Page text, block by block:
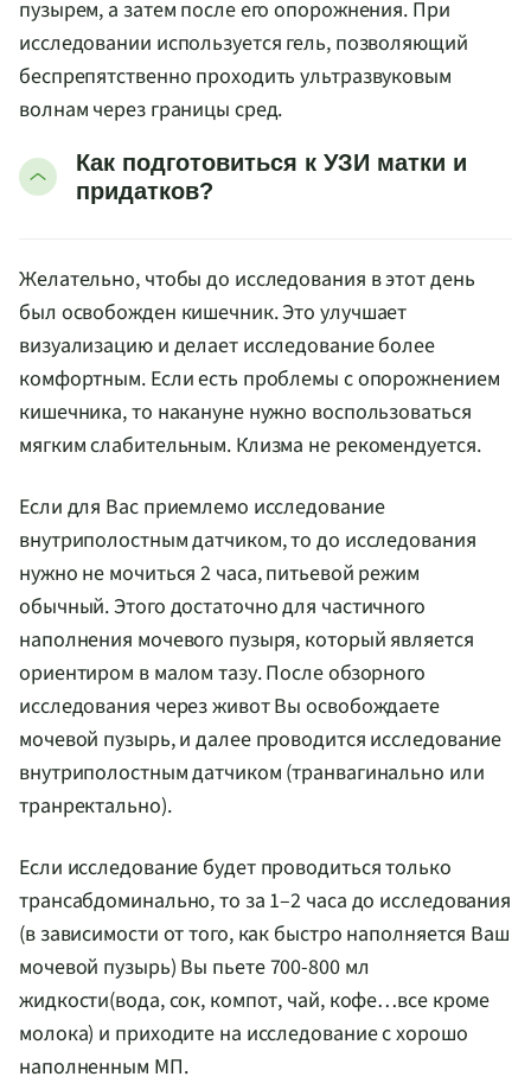
пузырем, а затем после его опорожнения. При
исследовании используется гель, позволяющий
беспрепятственно проходить ультразвуковым
волнам через границы сред.
Как подготовиться к УЗИ матки и
придатков?
Желательно, чтобы до исследования в этот день
был освобожден кишечник. Это улучшает
визуализацию и делает исследование более
комфортным. Если есть проблемы с опорожнением
кишечника, то накануне нужно воспользоваться
мягким слабительным. Клизма не рекомендуется.
Если для Вас приемлемо исследование
внутриполостным датчиком, то до исследования
нужно не мочиться 2 часа, питьевой режим
обычный. Этого достаточно для частичного
наполнения мочевого пузыря, который является
ориентиром в малом тазу. После обзорного
исследования через живот Вы освобождаете
мочевой пузырь, и далее проводится исследование
внутриполостным датчиком (транвагинально или
транректально).
Если исследование будет проводиться только
трансабдоминально, то за 1–2 часа до исследования
(в зависимости от того, как быстро наполняется Ваш
мочевой пузырь) Вы пьете700-800мл
жидкости(вода, сок, компот, чай, кофе…все кроме
молока) и приходите на исследование с хорошо
наполненным МП.